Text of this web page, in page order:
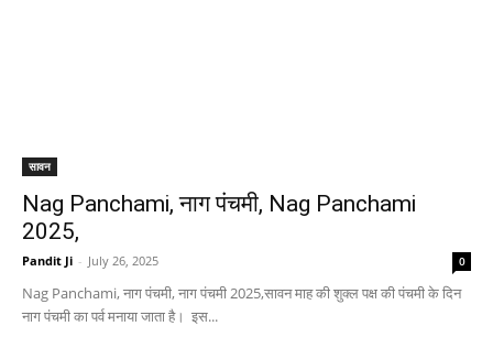
सावन
Nag Panchami, नाग पंचमी, Nag Panchami
2025,
Pandit Ji - July 26, 2025 0
Nag Panchami, नाग पंचमी, नाग पंचमी 2025,सावन माह की शुक्ल पक्ष की पंचमी के दिन
नाग पंचमी का पर्व मनाया जाता है। इस...